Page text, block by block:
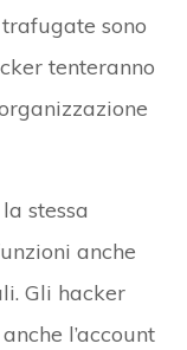
sono
tenteranno
stessa
anche
Gli hacker
l’account